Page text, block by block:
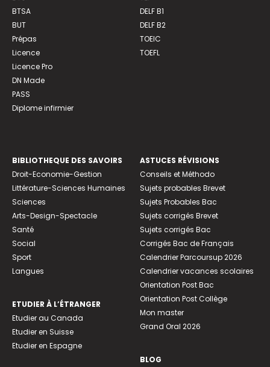
BTSA
BUT
Prépas
Licence
Licence Pro
DN Made
PASS
Diplome infirmier
DELF B1
DELF B2
TOEIC
TOEFL
BIBLIOTHEQUE DES SAVOIRS
Droit-Economie-Gestion
Littérature-Sciences Humaines
Sciences
Arts-Design-Spectacle
Santé
Social
Sport
Langues
ETUDIER À L’ÉTRANGER
Etudier au Canada
Etudier en Suisse
Etudier en Espagne
ASTUCES RÉVISIONS
Conseils et Méthodo
Sujets probables Brevet
Sujets Probables Bac
Sujets corrigés Brevet
Sujets corrigés Bac
Corrigés Bac de Français
Calendrier Parcoursup 2026
Calendrier vacances scolaires
Orientation Post Bac
Orientation Post Collège
Mon master
Grand Oral 2026
BLOG